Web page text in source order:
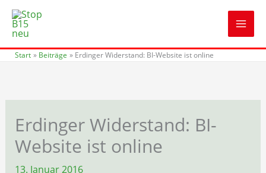
Zum
Inhalt
Start Beiträge Erdinger Widerstand: BI-Website ist online
Erdinger Widerstand: BI-
Website ist online
13. Januar 2016